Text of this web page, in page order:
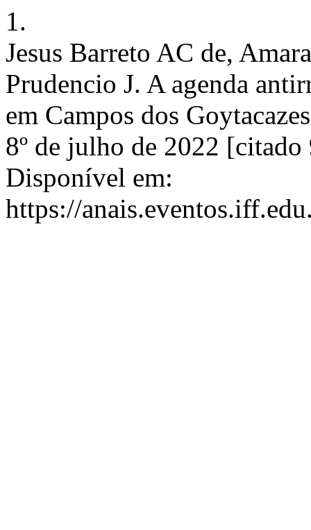
1.
Jesus Barreto AC de,
Prudencio J. A agenda
em Campos dos
8º de julho de 2022
Disponível em:
https://